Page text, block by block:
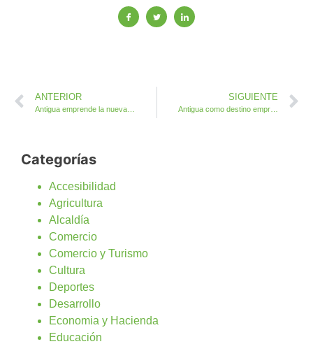
ANTERIOR SIGUIENTE
Antigua como destino empresarial para nuevos proyectos, comercios y restaurantes
Categorías
Accesibilidad
Agricultura
Alcaldía
Comercio
Comercio y Turismo
Cultura
Deportes
Desarrollo
Economia y Hacienda
Educación